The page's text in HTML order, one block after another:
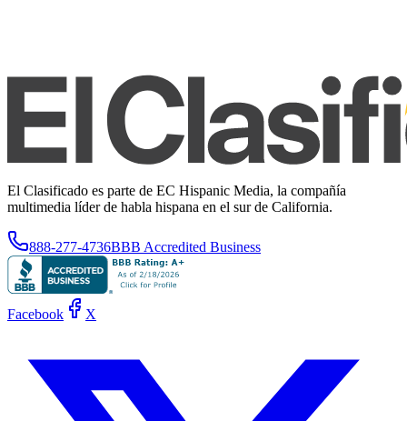
El Clasificado es parte de EC Hispanic Media, la compañía
multimedia líder de habla hispana en el sur de California.
888-277-4736BBB Accredited Business
Facebook X